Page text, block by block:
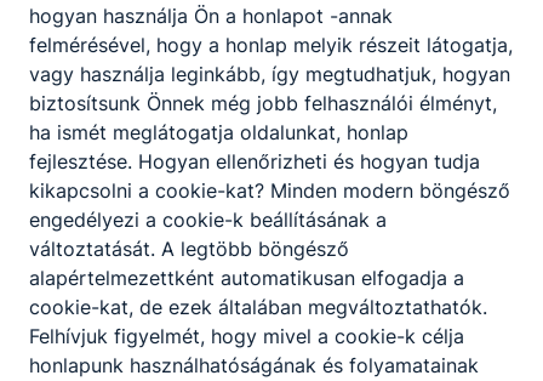
Partnereink
hogyan használja Ön a honlapot -annak
felmérésével, hogy a honlap melyik részeit látogatja,
vagy használja leginkább, így megtudhatjuk, hogyan
biztosítsunk Önnek még jobb felhasználói élményt,
ha ismét meglátogatja oldalunkat, honlap
fejlesztése. Hogyan ellenőrizheti és hogyan tudja
kikapcsolni a cookie-kat? Minden modern böngésző
engedélyezi a cookie-k beállításának a
változtatását. A legtöbb böngésző
alapértelmezettként automatikusan elfogadja a
cookie-kat, de ezek általában megváltoztathatók.
Felhívjuk figyelmét, hogy mivel a cookie-k célja
honlapunk használhatóságának és folyamatainak